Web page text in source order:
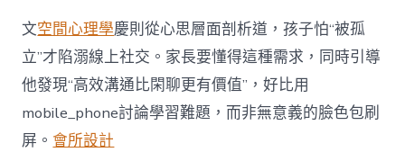
文空間心理學慶則從心思層面剖析道，孩子怕“被孤
立”才陷溺線上社交。家長要懂得這種需求，同時引導
他發現“高效溝通比閑聊更有價值”，好比用
mobile_phone討論學習難題，而非無意義的臉色包刷
屏。會所設計